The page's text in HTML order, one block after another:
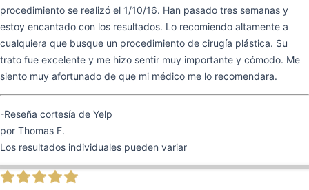
procedimiento se realizó el 1/10/16. Han pasado tres semanas y
estoy encantado con los resultados. Lo recomiendo altamente a
cualquiera que busque un procedimiento de cirugía plástica. Su
trato fue excelente y me hizo sentir muy importante y cómodo. Me
siento muy afortunado de que mi médico me lo recomendara.
-Reseña cortesía de Yelp
por Thomas F.
Los resultados individuales pueden variar